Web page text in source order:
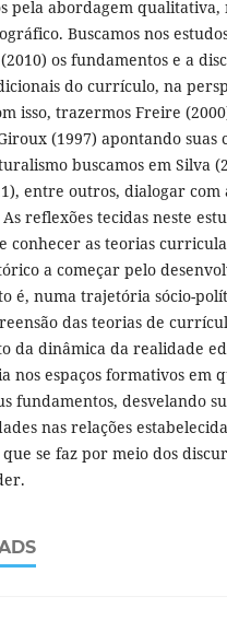
pela abordagem qualitativa,
Buscamos nos
os fundamentos e a
do currículo, na
isso, trazermos Freire
(1997) apontando suas
buscamos em Silva
entre outros, dialogar com
reflexões tecidas neste
conhecer as teorias
a começar pelo
é, numa trajetória sócio-
das teorias de
da dinâmica da realidade
nos espaços formativos em
fundamentos, desvelando
nas relações
que se faz por meio dos